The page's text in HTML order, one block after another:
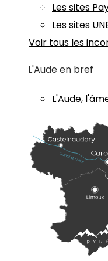
Les sites
Les sites
Voir tous les
L'Aude en bref
L'Aude,